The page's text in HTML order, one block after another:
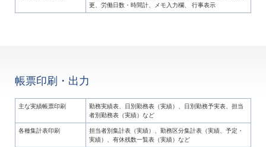
更、労働日数・時間計、メモ入力欄、 行事表示
帳票印刷・出力
主な実績帳票印刷
勤務実績表、日別勤務表（実績）、日別勤務予実表、担当
者別勤務表（実績）など
各種集計表印刷
担当者別集計表（実績）、勤務区分集計表（実績、予定・
実績）、有休残数一覧表（実績）など